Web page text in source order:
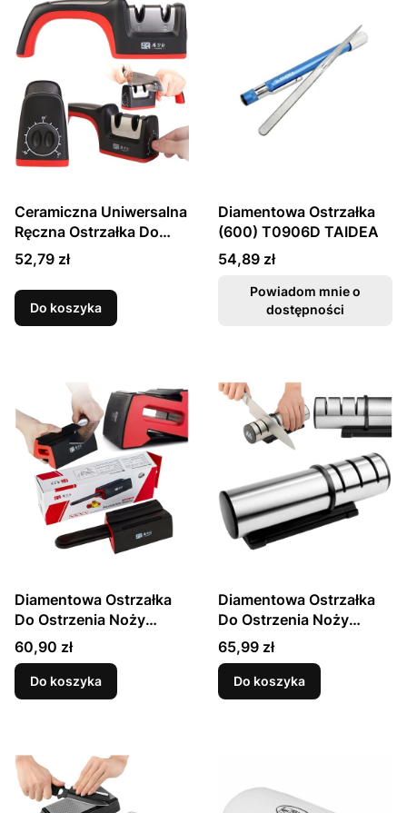
Ceramiczna Uniwersalna
Ręczna Ostrzałka Do
Ostrzenia Noży TG1802
TAIDEA
Cena
52,79 zł
Do koszyka
Diamentowa Ostrzałka
(600) T0906D TAIDEA
Cena
54,89 zł
Powiadom mnie o
dostępności
Diamentowa Ostrzałka
Do Ostrzenia Noży
(600/1000) TG1706
TAIDEA
Cena
60,90 zł
Do koszyka
Diamentowa Ostrzałka
Do Ostrzenia Noży
(360/600/1200) TG1202
TAIDEA
Cena
65,99 zł
Do koszyka